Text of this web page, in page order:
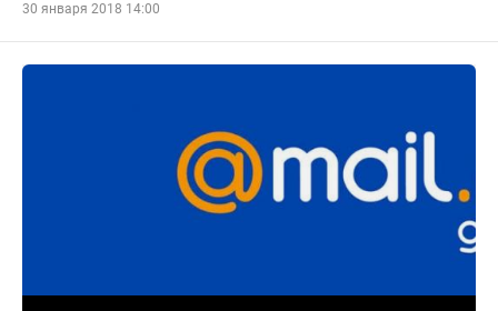
30 января 2018 14:00